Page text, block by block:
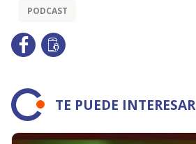
PODCAST
TE PUEDE INTERESAR